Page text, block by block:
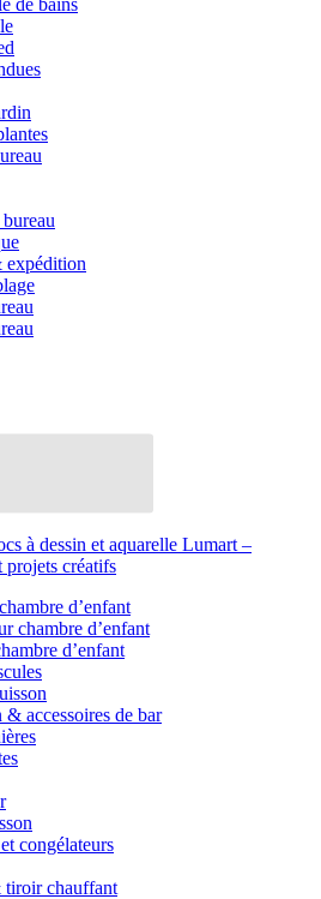
de bains
expédition
à dessin et aquarelle Lumart –
projets créatifs
d’enfant
chambre d’enfant
d’enfant
accessoires de bar
congélateurs
chauffant